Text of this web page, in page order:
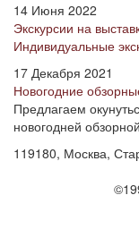
14 Июня 2022
Экскурсии на
Индивидуальные
17 Декабря 2021
Новогодние
Предлагаем
новогодней
119180, Москва,